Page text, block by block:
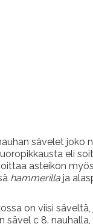
sävelet joko
eli
asteikon
hammerilla ja
on viisi
c 8.